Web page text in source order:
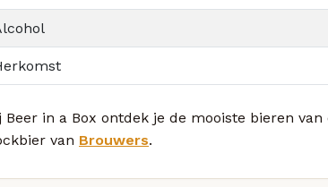
Beer in a Box ontdek je de mooiste bieren
van Brouwers.